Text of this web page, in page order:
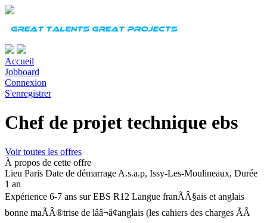
Accueil
Jobboard
Connexion
S'enregistrer
Chef de projet technique ebs
Voir toutes les offres
À propos de cette offre
Lieu Paris Date de démarrage A.s.a.p, Issy-Les-Moulineaux, Durée
1 an
Expérience 6-7 ans sur EBS R12 Langue franÃÂ§ais et anglais
bonne maÃÂ®trise de lââ¬â¢anglais (les cahiers des charges ÃÂ